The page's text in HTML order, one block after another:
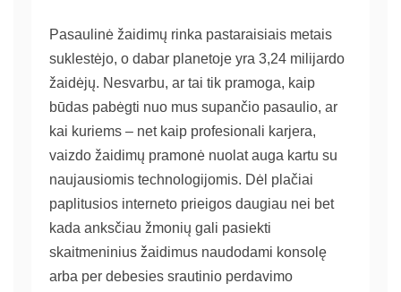
Pasaulinė žaidimų rinka pastaraisiais metais
suklestėjo, o dabar planetoje yra 3,24 milijardo
žaidėjų. Nesvarbu, ar tai tik pramoga, kaip
būdas pabėgti nuo mus supančio pasaulio, ar
kai kuriems – net kaip profesionali karjera,
vaizdo žaidimų pramonė nuolat auga kartu su
naujausiomis technologijomis. Dėl plačiai
paplitusios interneto prieigos daugiau nei bet
kada anksčiau žmonių gali pasiekti
skaitmeninius žaidimus naudodami konsolę
arba per debesies srautinio perdavimo